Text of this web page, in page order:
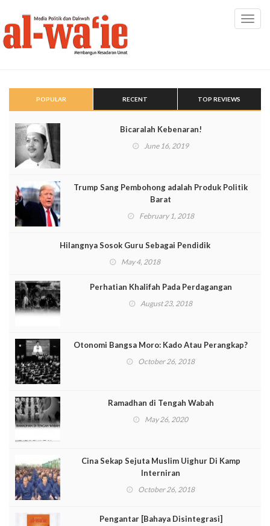
POPULAR RECENT TOP REVIEWS
Bicaralah Kebenaran!
June 16, 2019
Trump Sang Pembohong adalah Produk Politik
Barat
February 1, 2018
Hilangnya Sosok Guru Sebagai Pendidik
May 4, 2018
Perhatian Khalifah Pada Perdagangan
August 23, 2018
Otonomi Bangsa Moro: Kado Atau Perangkap?
October 26, 2018
Ramadhan di Tengah Wabah
May 26, 2020
Cina Sekap Sejuta Muslim Uighur Di Kamp
Interniran
October 26, 2018
Pengantar [Bahaya Disintegrasi]